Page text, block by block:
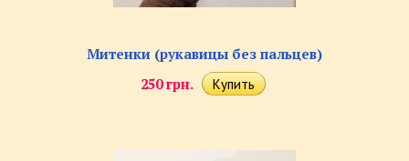
Митенки (рукавицы без пальцев)
250 грн.